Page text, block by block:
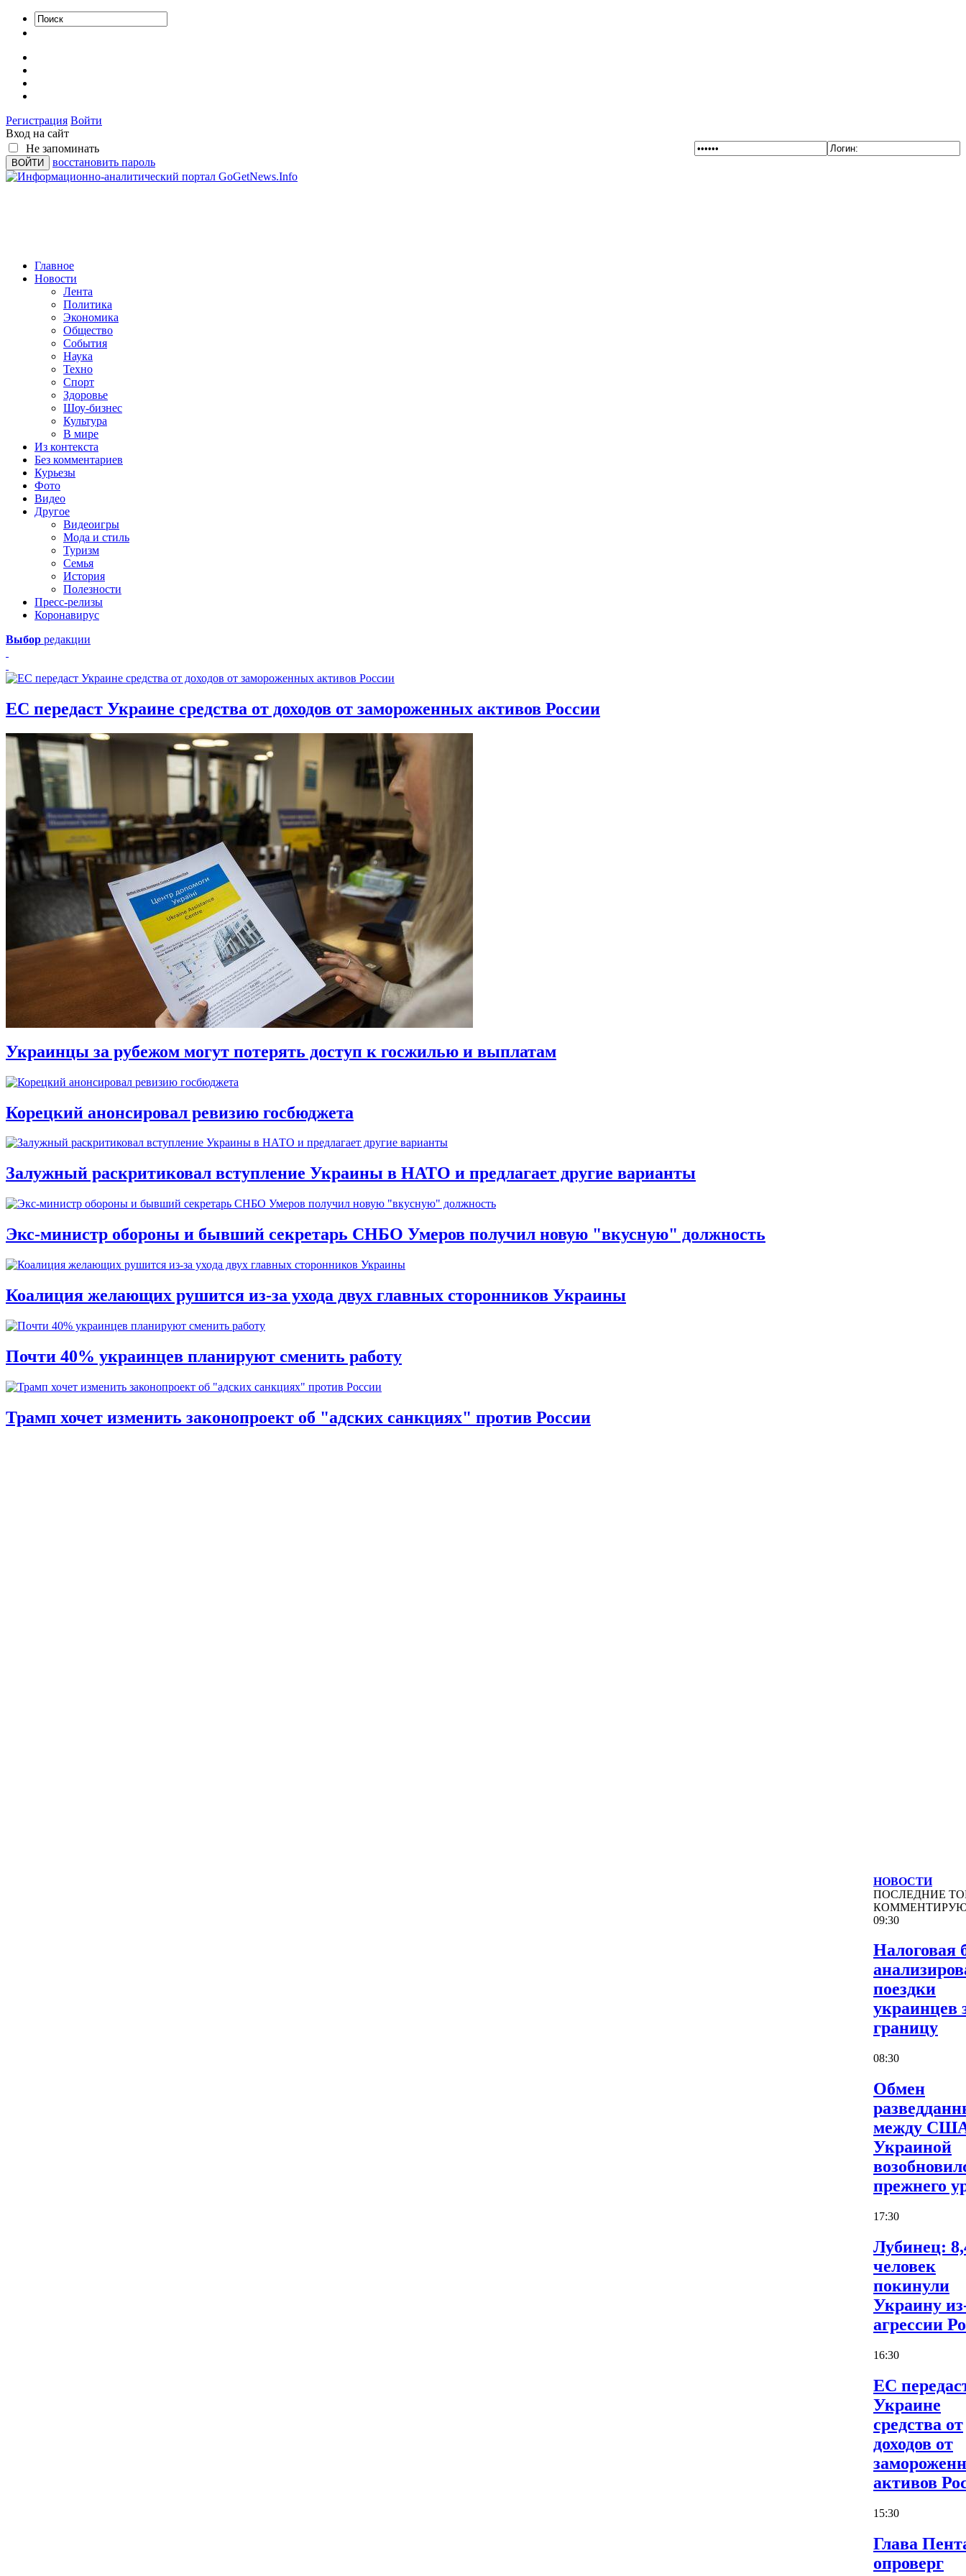
Регистрация Войти
Вход на сайт
Не запоминать
восстановить пароль
Главное
Новости
Лента
Политика
Экономика
Общество
События
Наука
Техно
Спорт
Здоровье
Шоу-бизнес
Культура
В мире
Из контекста
Без комментариев
Курьезы
Фото
Видео
Другое
Видеоигры
Мода и стиль
Туризм
Семья
История
Полезности
Пресс-релизы
Коронавирус
Выбор редакции
ЕС передаст Украине средства от доходов от замороженных активов России
Украинцы за рубежом могут потерять доступ к госжилью и выплатам
Корецкий анонсировал ревизию госбюджета
Залужный раскритиковал вступление Украины в НАТО и предлагает другие варианты
Экс-министр обороны и бывший секретарь СНБО Умеров получил новую "вкусную" должность
Коалиция желающих рушится из-за ухода двух главных сторонников Украины
Почти 40% украинцев планируют сменить работу
Трамп хочет изменить законопроект об "адских санкциях" против России
НОВОСТИ
ПОСЛЕДНИЕ
09:30
Налоговая
поездки
украинцев
границу
08:30
Обмен
между
Украиной
прежнего
17:30
Лубинец:
человек
покинули
Украину
агрессии
16:30
ЕС
Украине
средства от
доходов от
активов
15:30
Глава
опроверг